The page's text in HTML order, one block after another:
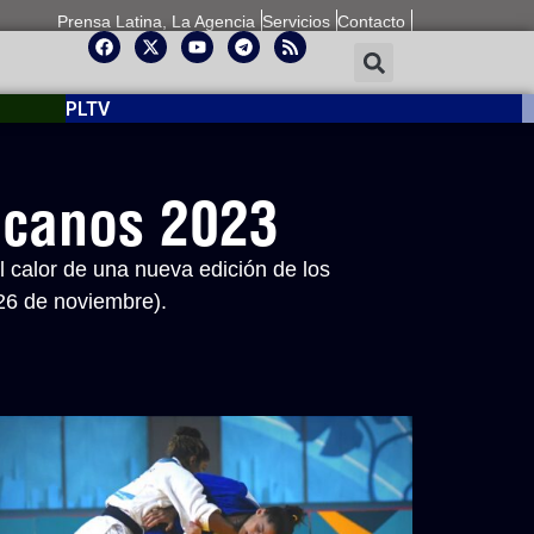
Prensa Latina, La Agencia Servicios Contacto
PLTV
2023
de una nueva edición de los
de noviembre).